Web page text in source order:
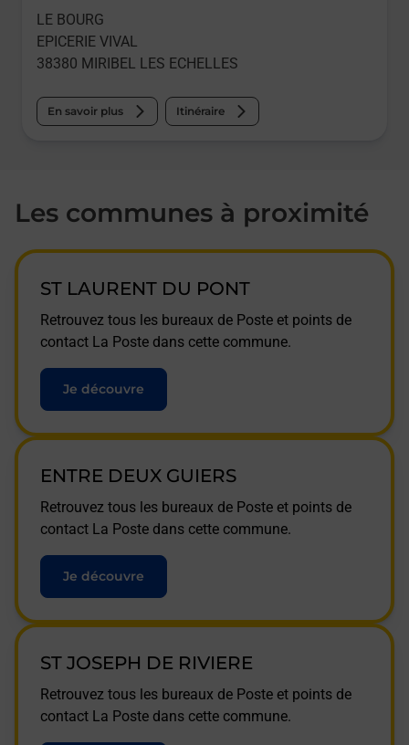
LE BOURG
EPICERIE VIVAL
38380 MIRIBEL LES ECHELLES
En savoir plus Itinéraire
Les communes à proximité
ST LAURENT DU PONT
Retrouvez tous les bureaux de Poste et points de
contact La Poste dans cette commune.
Je découvre
ENTRE DEUX GUIERS
Retrouvez tous les bureaux de Poste et points de
contact La Poste dans cette commune.
Je découvre
ST JOSEPH DE RIVIERE
Retrouvez tous les bureaux de Poste et points de
contact La Poste dans cette commune.